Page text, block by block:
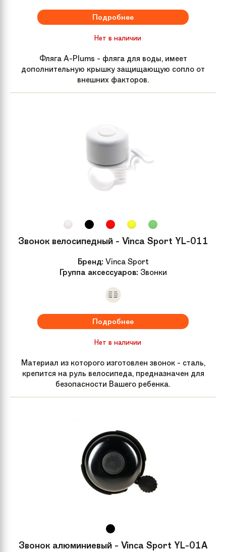
Подробнее
Нет в наличии
Фляга A-Plums - фляга для воды, имеет
дополнительную крышку защищающую сопло от
внешних факторов.
Звонок велосипедный - Vinca Sport YL-011
Бренд: Vinca Sport
Группа аксессуаров: Звонки
Подробнее
Нет в наличии
Материал из которого изготовлен звонок - сталь,
крепится на руль велосипеда, предназначен для
безопасности Вашего ребенка.
Звонок алюминиевый - Vinca Sport YL-01A